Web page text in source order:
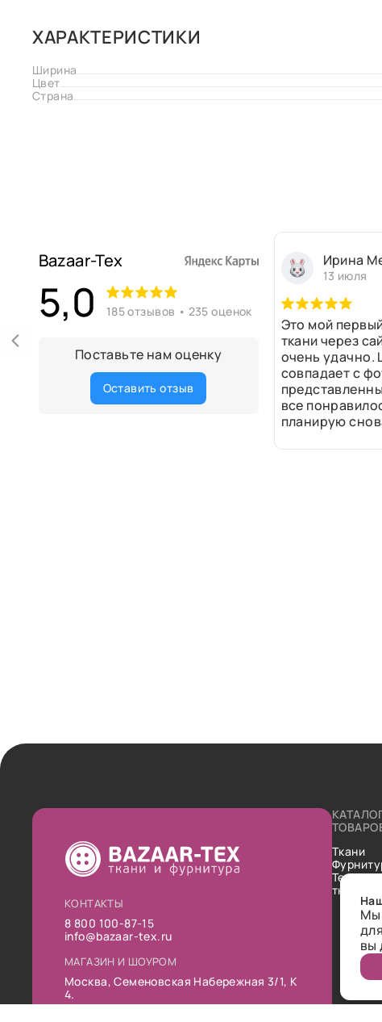
ХАРАКТЕРИСТИКИ
Ширина
Цвет
Страна
Bazaar-Tex
5,0 185 отзывов • 235 оценок
Поставьте нам оценку
Оставить отзыв
Ирина
13 июля
Это мой
ткани через
очень удачно.
совпадает с
все
планирую
КОНТАКТЫ
8 800 100-87-15
info@bazaar-tex.ru
МАГАЗИН И ШОУРОМ
Москва, Семеновская Набережная 3/1, К
4.
Ткани
ткани
Мы
вы